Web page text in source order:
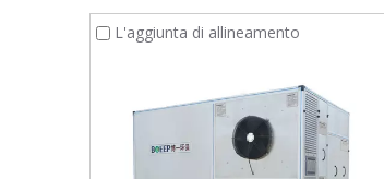
L'aggiunta di allineamento